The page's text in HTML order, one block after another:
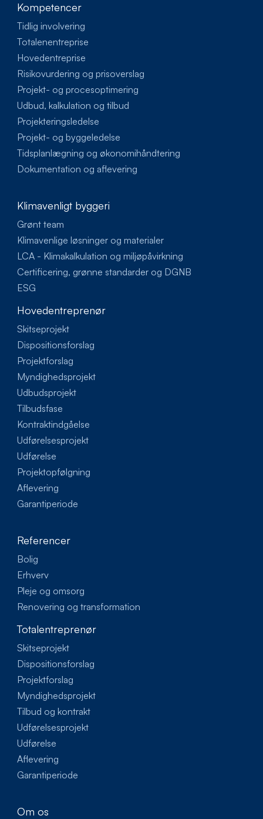
Kompetencer
Tidlig involvering
Totalenentreprise
Hovedentreprise
Risikovurdering og prisoverslag
Projekt- og procesoptimering
Udbud, kalkulation og tilbud
Projekteringsledelse
Projekt- og byggeledelse
Tidsplanlægning og økonomihåndtering
Dokumentation og aflevering
Klimavenligt byggeri
Grønt team
Klimavenlige løsninger og materialer
LCA - Klimakalkulation og miljøpåvirkning
Certificering, grønne standarder og DGNB
ESG
Hovedentreprenør
Skitseprojekt
Dispositionsforslag
Projektforslag
Myndighedsprojekt
Udbudsprojekt
Tilbudsfase
Kontraktindgåelse
Udførelsesprojekt
Udførelse
Projektopfølgning
Aflevering
Garantiperiode
Referencer
Bolig
Erhverv
Pleje og omsorg
Renovering og transformation
Totalentreprenør
Skitseprojekt
Dispositionsforslag
Projektforslag
Myndighedsprojekt
Tilbud og kontrakt
Udførelsesprojekt
Udførelse
Aflevering
Garantiperiode
Om os